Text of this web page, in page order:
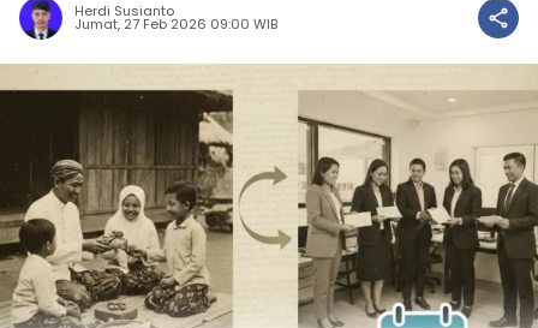
Herdi Susianto
Jumat, 27 Feb 2026 09:00 WIB